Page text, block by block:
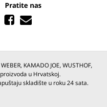
Pratite nas
KAMADO JOE, WUSTHOF,
proizvoda u Hrvatskoj.
skladište u roku 24 sata.